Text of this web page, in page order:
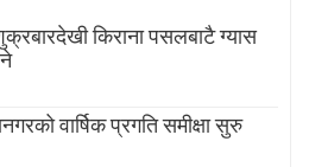
किराना पसलबाटै ग्यास
वार्षिक प्रगति समीक्षा सुरु